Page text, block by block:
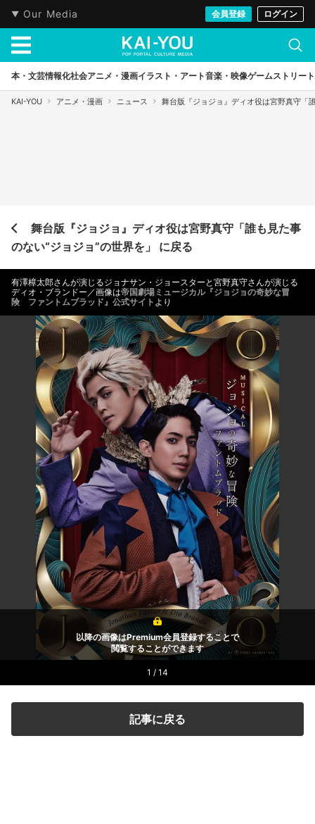
Our Media 会員登録 ログイン
本・文芸情報化社会アニメ・漫画イラスト・アート音楽・映像ゲームストリート
KAI-YOU アニメ・漫画 ニュース 舞台版『ジョジョ』ディオ役は宮野真守「
舞台版『ジョジョ』ディオ役は宮野真守「誰も見た事
のない“ジョジョ”の世界を」 に戻る
有澤樟太郎さんが演じるジョナサン・ジョースターと宮野真守さんが演じる
ディオ・ブランドー／画像は帝国劇場ミュージカル『ジョジョの奇妙な冒
険 ファントムブラッド』公式サイト より
以降の画像はPremium会員登録することで
閲覧することができます
1 / 14
記事に戻る